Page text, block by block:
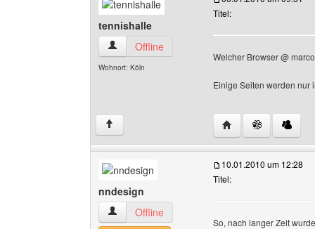
tennishalle
tennishalle Benutzer-Profile anzeigen
Offline
Wohnort: Köln
Titel:
Welcher Browser @
Einige Seiten werden nur
↑ Website dieses
nndesign
nndesign Benutzer-Profile anzeigen
Offline
10.01.2010 um 12:28
Titel:
So, nach langer Zeit